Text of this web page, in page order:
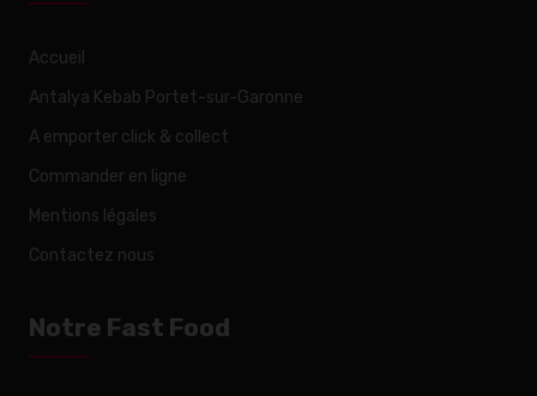
Accueil
Antalya Kebab Portet-sur-Garonne
A emporter click & collect
Commander en ligne
Mentions légales
Contactez nous
Notre Fast Food